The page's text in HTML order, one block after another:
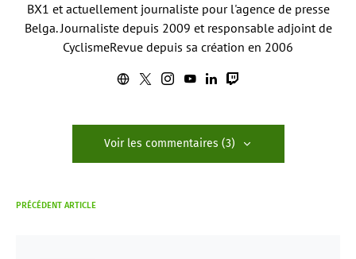
BX1 et actuellement journaliste pour l'agence de presse
Belga. Journaliste depuis 2009 et responsable adjoint de
CyclismeRevue depuis sa création en 2006
Voir les commentaires (3)
PRÉCÉDENT ARTICLE